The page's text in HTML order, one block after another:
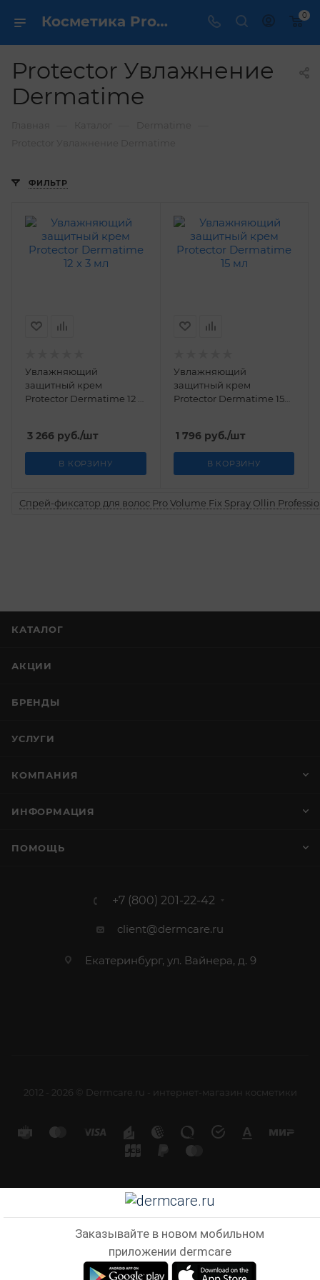
Косметика Protector Увлажнение Dermatime - купить в интернет магазине ✔️ по выгодной цене 0
Protector Увлажнение
Dermatime
ФИЛЬТР
Увлажняющий
защитный крем
Protector Dermatime 12 x
3 266 руб./шт
В КОРЗИНУ
Увлажняющий
защитный крем
Protector Dermatime 15
1 796руб./шт
В КОРЗИНУ
Спрей-фиксатор для волос Pro Volume Fix Spray Ollin
КАТАЛОГ
АКЦИИ
БРЕНДЫ
УСЛУГИ
КОМПАНИЯ
ИНФОРМАЦИЯ
ПОМОЩЬ
+7 (800) 201-22-42
client@dermcare.ru
Екатеринбург, ул. Вайнера, д. 9
2012 - 2026 © Dermcare.ru - интернет-магазин косметики
Заказывайте в новом мобильном
приложении dermcare